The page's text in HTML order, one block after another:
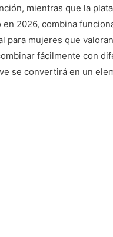
mientras que la
2026, combina
para mujeres que
fácilmente con
se convertirá en un